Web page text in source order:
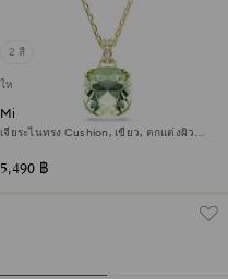
2 สี
ใหม่
Millenia จี้สร้อยคอ
เจียระไนทรง Cushion, เขียว, ตกแต่งผิว
5,490 ฿